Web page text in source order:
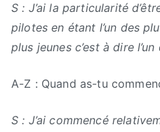
S : J’ai la particularité
pilotes en étant l’un des
plus jeunes c’est à dire
A-Z : Quand as-tu
S : J’ai commencé